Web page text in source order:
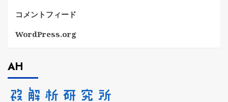
コメントフィード
WordPress.org
AH